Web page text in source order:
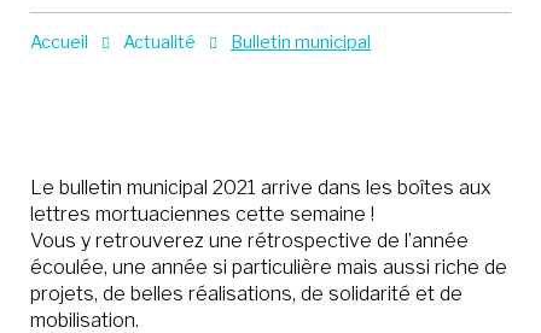
Accueil Actualité Bulletin municipal
Le bulletin municipal 2021 arrive dans les boîtes aux
lettres mortuaciennes cette semaine !
Vous y retrouverez une rétrospective de l’année
écoulée, une année si particulière mais aussi riche de
projets, de belles réalisations, de solidarité et de
mobilisation.